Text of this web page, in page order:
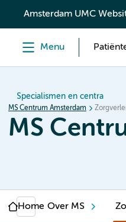
content
Amsterdam UMC
Menu
Specialismen en centra
MS Centrum Amsterdam
MS
Home Over MS